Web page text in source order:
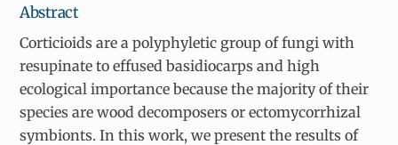
Abstract
Corticioids are a polyphyletic group of fungi with
resupinate to effused basidiocarps and high
ecological importance because the majority of their
species are wood decomposers or ectomycorrhizal
symbionts. In this work, we present the results of